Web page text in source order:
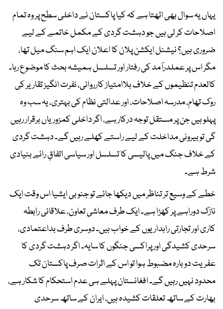
یہاں یہ سوال بھی اٹھتا ہے کہ کیا پاکستان نے داخلی سطح پر وہ تمام
اصلاحات کر لی ہیں جو دہشت گردی کے مکمل خاتمے کے لیے
ضروری ہیں؟ نیشنل ایکشن پلان کا اعلان ایک اہم سنگ میل تھا،
مگر اس پر عملدرآمد کی رفتار اور تسلسل ہمیشہ بحث کا موضوع رہا۔
کالعدم تنظیموں کے خلاف بلاامتیاز کارروائی، نفرت انگیز تقاریر کی
روک تھام، مدرسہ اصلاحات، اور عدالتی نظام کی بہتری، یہ سب وہ
پہلو ہیں جن پر مستقل توجہ درکار ہے، اگر داخلی کمزوریاں برقرار رہیں
گی تو بیرونی مداخلت کے لیے راستے کھلے رہیں گے۔ دہشت گردی
کے خلاف جنگ میں پالیسی کا تسلسل اور سیاسی اتفاقِ رائے بنیادی
شرط ہے۔
خطے کے وسیع تر تناظر میں دیکھا جائے تو جنوبی ایشیا اس وقت ایک
نازک دوراہے پر کھڑا ہے۔ ایک طرف معاشی تعاون، علاقائی رابطہ
کاری اور تجارتی راہداریوں کے خواب ہیں۔ دوسری طرف بداعتمادی،
سرحدی کشیدگی اور پراکسی جنگوں کا سایہ۔ اگر دہشت گردی کا
عفریت دوبارہ مضبوط ہوا تو اس کے اثرات صرف پاکستان تک
محدود نہیں رہیں گے۔ افغانستان پہلے ہی عدم استحکام کا شکار ہے،
بھارت کے ساتھ تعلقات کشیدہ ہیں، ایران کے ساتھ سرحدی